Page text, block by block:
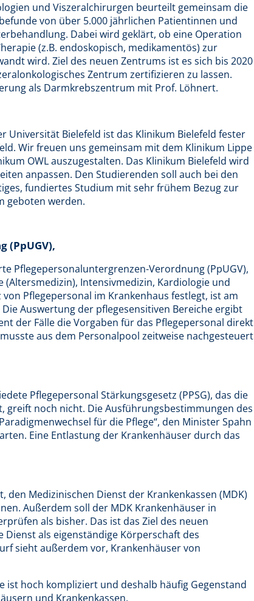
und Viszeralchirurgen beurteilt gemeinsam die
von über 5.000 jährlichen Patientinnen und
Dabei wird geklärt, ob eine Operation
(z.B. endoskopisch, medikamentös) zur
wird. Ziel des neuen Zentrums ist es sich bis 2020
Zentrum zertifizieren zu lassen.
als Darmkrebszentrum mit Prof. Löhnert.
Universität Bielefeld ist das Klinikum Bielefeld fester
Wir freuen uns gemeinsam mit dem Klinikum Lippe
OWL auszugestalten. Das Klinikum Bielefeld wird
anpassen. Den Studierenden soll auch bei den
fundiertes Studium mit sehr frühem Bezug zur
geboten werden.
(PpUGV),
Pflegepersonaluntergrenzen-Verordnung (PpUGV),
Intensivmedizin, Kardiologie und
Pflegepersonal im Krankenhaus festlegt, ist am
Auswertung der pflegesensitiven Bereiche ergibt
der Fälle die Vorgaben für das Pflegepersonal direkt
aus dem Personalpool zeitweise nachgesteuert
Pflegepersonal Stärkungsgesetz (PPSG), das die
greift noch nicht. Die Ausführungsbestimmungen des
für die Pflege“, den Minister Spahn
Eine Entlastung der Krankenhäuser durch das
den Medizinischen Dienst der Krankenkassen (MDK)
Außerdem soll der MDK Krankenhäuser in
als bisher. Das ist das Ziel des neuen
als eigenständige Körperschaft des
sieht außerdem vor, Krankenhäuser von
ist hoch kompliziert und deshalb häufig Gegenstand
und Krankenkassen.